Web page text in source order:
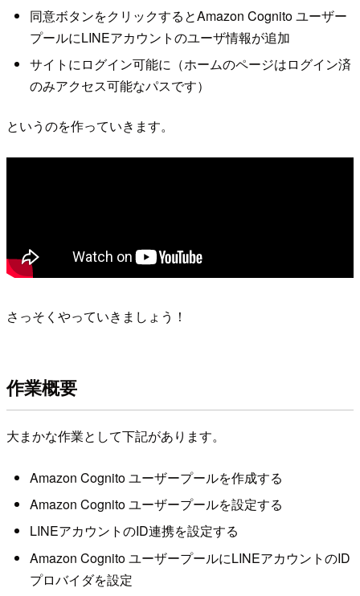
同意ボタンをクリックするとAmazon Cognito ユーザー
プールにLINEアカウントのユーザ情報が追加
サイトにログイン可能に（ホームのページはログイン済
のみアクセス可能なパスです）
というのを作っていきます。
さっそくやっていきましょう！
作業概要
大まかな作業として下記があります。
Amazon Cognito ユーザープールを作成する
Amazon Cognito ユーザープールを設定する
LINEアカウントのID連携を設定する
Amazon Cognito ユーザープールにLINEアカウントのID
プロバイダを設定